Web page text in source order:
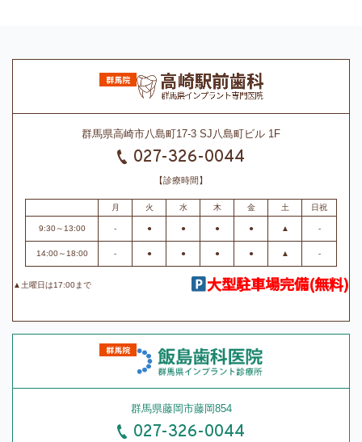
群馬県高崎市八島町17-3 SJ八島町ビル 1F
027-326-0044
【診療時間】
月 火 水 木 金 土 日祝
9:30～13:00 - ● ● ● ● ▲ -
14:00～18:00 - ● ● ● ● ▲ -
▲土曜日は17:00まで 大型駐車場完備(無料)
群馬県藤岡市藤岡854
027-326-0044